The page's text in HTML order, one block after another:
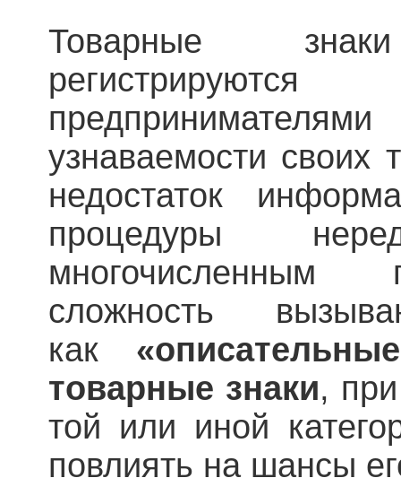
Товарные знаки
узнаваемости своих
недостаток
процедуры
сложность
как
товарные знаки,
той или иной
повлиять на шансы